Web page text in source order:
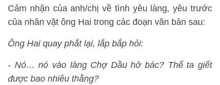
Cảm nhận của anh/chị về tình yêu làng, yêu trước
của nhân vật ông Hai trong các đoạn văn bản sau:
Ông Hai quay phắt lại, lắp bắp hỏi:
- Nó… nó vào làng Chợ Dầu hở bác? Thế ta giết
được bao nhiêu thằng?